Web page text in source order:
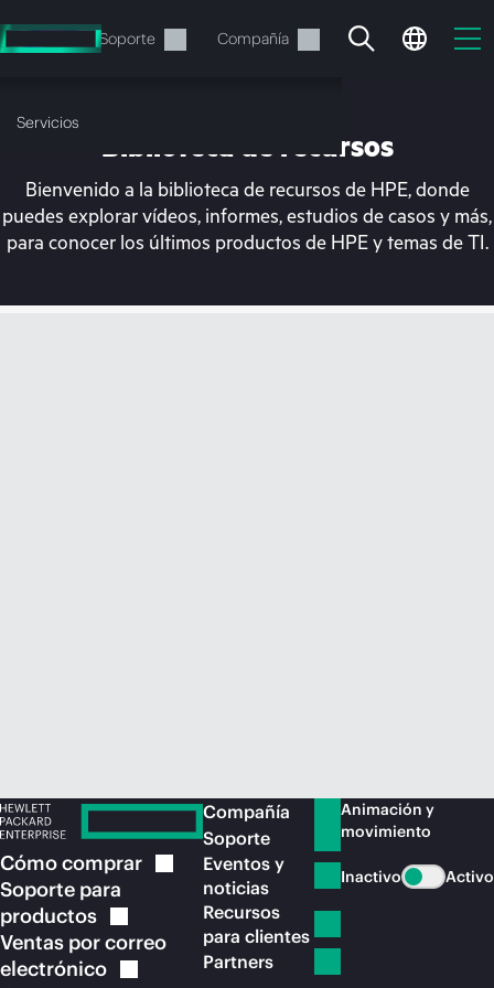
al
contenido
Soporte Compañía
Servicios
En estos momentos, tu
Biblioteca de recursos
Bienvenido a la biblioteca de recursos de HPE, donde
puedes explorar vídeos, informes, estudios de casos y más,
para conocer los últimos productos de HPE y temas de TI.
Cómocomprar
Soporte para
productos
Ventas por correo
electrónico
Compañía
Soporte
Eventos y
noticias
Recursos
para clientes
Partners
Animación y
movimiento
Inactivo Activo